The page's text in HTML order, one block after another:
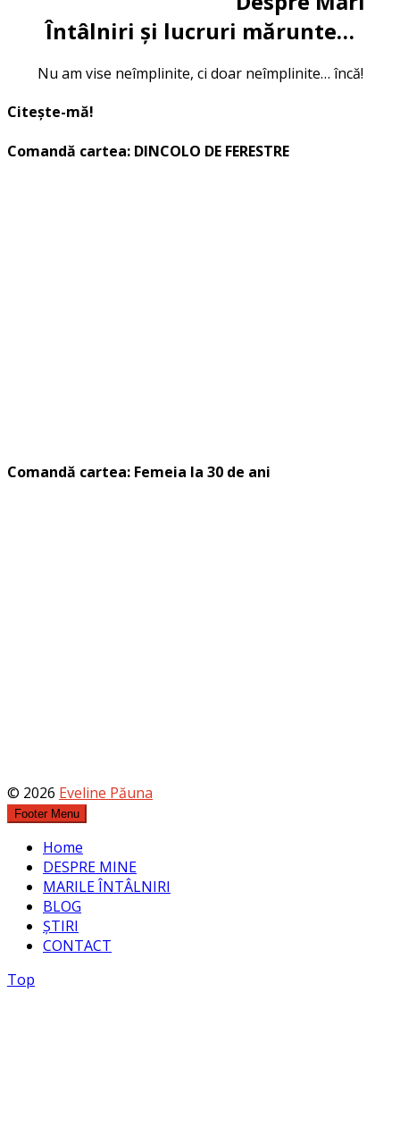
Întâlniri și lucruri mărunte…
Nu am vise neîmplinite, ci doar neîmplinite… încă!
Citește-mă!
Comandă cartea: DINCOLO DE FERESTRE
Comandă cartea: Femeia la 30 de ani
© 2026 Eveline Păuna
Footer Menu
Home
DESPRE MINE
MARILE ÎNTÂLNIRI
BLOG
ȘTIRI
CONTACT
Top